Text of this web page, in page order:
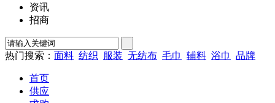
资讯
招商
热门搜索： 面料 纺织 服装 无纺布 毛巾 辅料 浴巾 品牌
首页
供应